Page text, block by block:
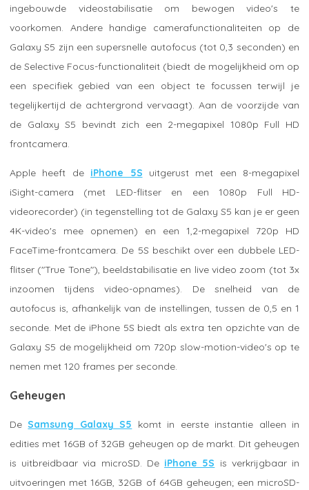
ingebouwde videostabilisatie om bewogen video's te
voorkomen. Andere handige camerafunctionaliteiten op de
Galaxy S5 zijn een supersnelle autofocus (tot 0,3 seconden) en
de Selective Focus-functionaliteit (biedt de mogelijkheid om op
een specifiek gebied van een object te focussen terwijl je
tegelijkertijd de achtergrond vervaagt). Aan de voorzijde van
de Galaxy S5 bevindt zich een 2-megapixel 1080p Full HD
frontcamera.
Apple heeft de iPhone 5S uitgerust met een 8-megapixel
iSight-camera (met LED-flitser en een 1080p Full HD-
videorecorder) (in tegenstelling tot de Galaxy S5 kan je er geen
4K-video's mee opnemen) en een 1,2-megapixel 720p HD
FaceTime-frontcamera. De 5S beschikt over een dubbele LED-
flitser ("True Tone"), beeldstabilisatie en live video zoom (tot 3x
inzoomen tijdens video-opnames). De snelheid van de
autofocus is, afhankelijk van de instellingen, tussen de 0,5 en 1
seconde. Met de iPhone 5S biedt als extra ten opzichte van de
Galaxy S5 de mogelijkheid om 720p slow-motion-video's op te
nemen met 120 frames per seconde.
Geheugen
DeSamsung Galaxy S5 komt in eerste instantie alleen in
edities met 16GB of 32GB geheugen op de markt. Dit geheugen
is uitbreidbaar via microSD. De iPhone 5S is verkrijgbaar in
uitvoeringen met 16GB, 32GB of 64GB geheugen; een microSD-